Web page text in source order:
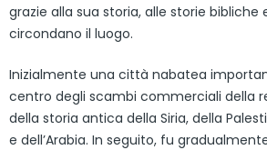
grazie alla sua storia, alle storie
circondano il luogo.
Inizialmente una città nabatea
centro degli scambi commerciali della
della storia antica della Siria, della
e dell’Arabia. In seguito, fu